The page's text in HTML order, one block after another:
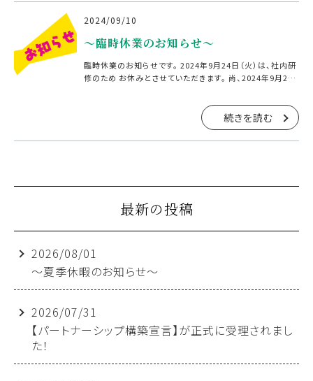
2024/09/10
～臨時休業のお知らせ～
臨時休業のお知らせです。 2024年9月24日（火）は、社内研
修のため お休みとさせていただきます。 尚、2024年9月26
いたしますが、 ご了承いただきますようお […]
続きを読む
最新の投稿
2026/08/01
～夏季休暇のお知らせ～
2026/07/31
【パートナーシップ構築宣言】が正式に受理されまし
た！